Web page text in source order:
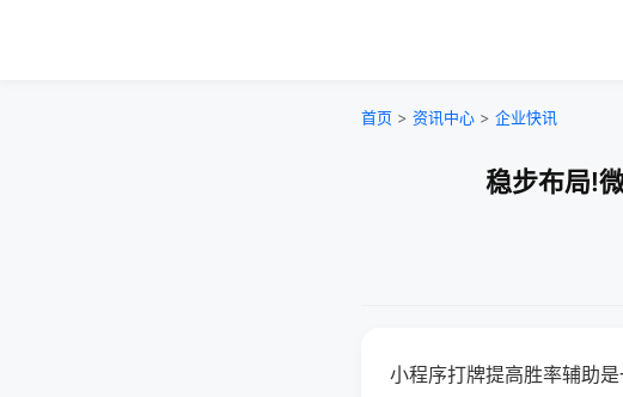
首页 > 资讯中心 > 企业快讯
稳步布局!
小程序打牌提高胜率辅助